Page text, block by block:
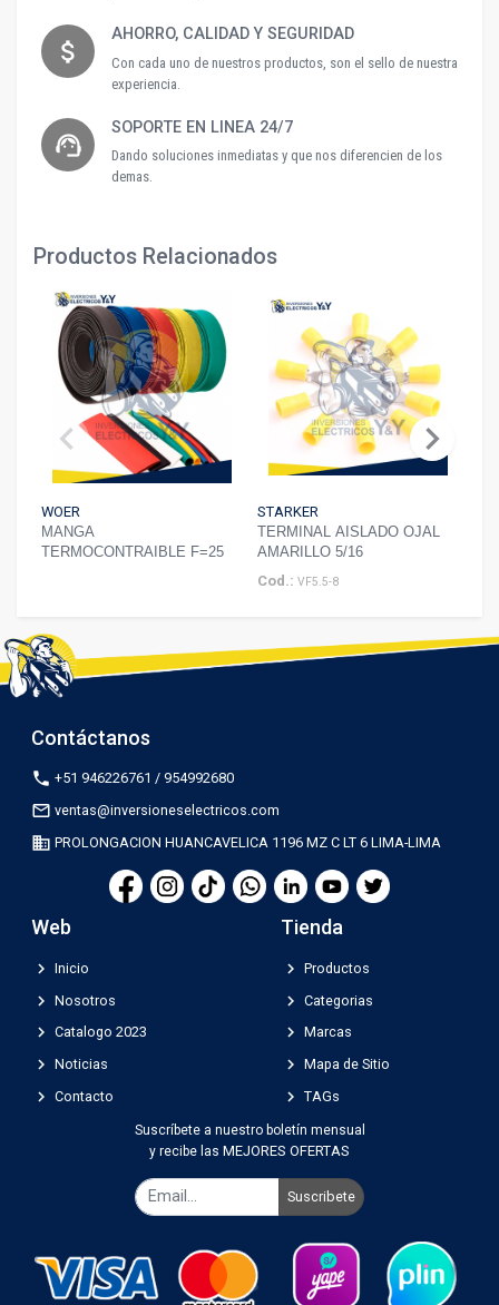
attach_money
AHORRO, CALIDAD Y SEGURIDAD
Con cada uno de nuestros productos, son el sello de nuestra
experiencia.
support_agent
SOPORTE EN LINEA 24/7
Dando soluciones inmediatas y que nos diferencien de los
demas.
Productos Relacionados
WOER
MANGA
TERMOCONTRAIBLE F=25
STARKER
TERMINAL AISLADO OJAL
AMARILLO 5/16
Cod.: VF5.5-8
chevron_left chevron_right
Contáctanos
phone +51 946226761 / 954992680
mail_outline ventas@inversioneselectricos.com
business PROLONGACION HUANCAVELICA 1196 MZ C LT 6 LIMA-LIMA
Web
chevron_right Inicio
chevron_right Nosotros
chevron_right Catalogo 2023
chevron_right Noticias
chevron_right Contacto
Tienda
chevron_right Productos
chevron_right Categorias
chevron_right Marcas
chevron_right Mapa de Sitio
chevron_right TAGs
Suscríbete a nuestro boletín mensual
y recibe las MEJORES OFERTAS
Suscribete